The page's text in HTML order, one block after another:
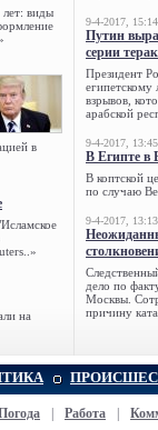
лет: виды
в
на
9-4-2017, 15:14
Путин
серии
Президент
египетскому
взрывов,
арабской
9-4-2017, 13:45
В Египте в
В коптской
по случаю
9-4-2017, 13:13
дело по
Москвы.
причину
Работа